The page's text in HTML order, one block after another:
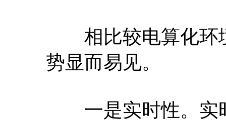
相比较电算化环
势显而易见。
一是实时性。实